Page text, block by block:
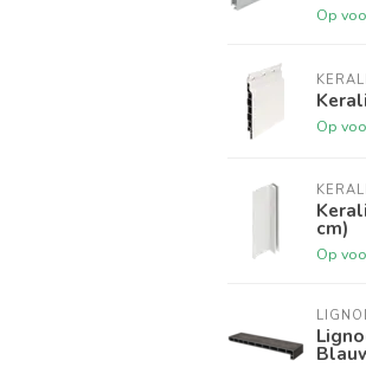
Op
Op
cm)
Op